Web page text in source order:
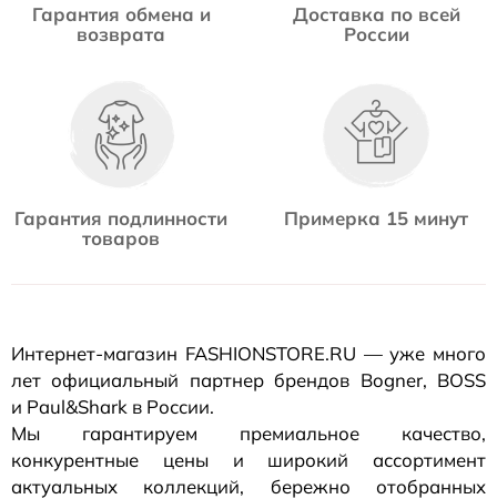
Гарантия обмена и
возврата
Доставка по всей
России
Гарантия подлинности
товаров
Примерка 15 минут
Интернет-магазин FASHIONSTORE.RU — уже много
лет официальный партнер брендов Bogner, BOSS
и Paul&Shark в России.
Мы гарантируем премиальное качество,
конкурентные цены и широкий ассортимент
актуальных коллекций, бережно отобранных